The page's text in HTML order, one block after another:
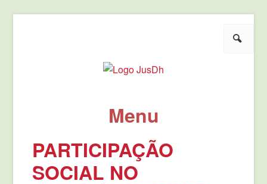
Pesquisar
Menu
PARTICIPAÇÃO
SOCIAL NO